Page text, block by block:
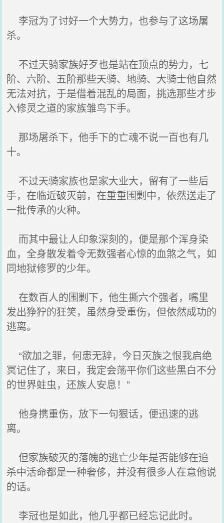
李冠为了讨好一个大势力，也参与了这场屠
杀。
不过天骑家族好歹也是站在顶点的势力，七
阶、六阶、五阶那些天骑、地骑、大骑士他自然
无法对抗，于是借着混乱的局面，挑选那些才步
入修灵之道的家族雏鸟下手。
那场屠杀下，他手下的亡魂不说一百也有几
十。
不过天骑家族也是家大业大，留有了一些后
手，在临近破灭前，在重重围剿中，依然送走了
一批传承的火种。
而其中最让人印象深刻的，便是那个浑身染
血，全身散发着令无数强者心惊的血煞之气，如
同地狱修罗的少年。
在数百人的围剿下，他生撕六个强者，嘴里
发出狰狞的狂笑，虽然身受重伤，但依然成功的
逃离。
“欲加之罪，何患无辞，今日灭族之恨我启绝
冥记住了，来日，我定会荡平你们这些黑白不分
的世界蛀虫，还族人安息！”
他身携重伤，放下一句狠话，便迅速的逃
离。
但家族破灭的落魄的逃亡少年是否能够在追
杀中活命都是一种奢侈，并没有很多人在意他说
的话。
李冠也是如此，他几乎都已经忘记此时。